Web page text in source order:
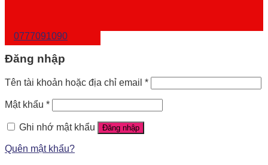
0777091090
Đăng nhập
Tên tài khoản hoặc địa chỉ email *
Mật khẩu *
Ghi nhớ mật khẩu Đăng nhập
Quên mật khẩu?